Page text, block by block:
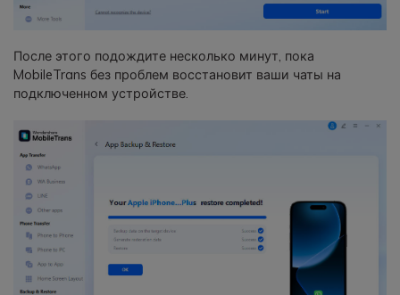
После этого подождите несколько минут, пока
MobileTrans без проблем восстановит ваши чаты на
подключенном устройстве.